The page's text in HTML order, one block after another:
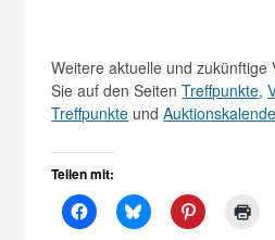
Weitere aktuelle und zukünftige
Sie auf den SeitenTreffpunkte,
Treffpunkte und
Teilen mit: